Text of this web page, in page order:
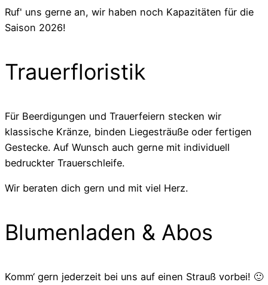
Ruf' uns gerne an, wir haben noch Kapazitäten für die
Saison 2026!
Trauerfloristik
Für Beerdigungen und Trauerfeiern stecken wir
klassische Kränze, binden Liegesträuße oder fertigen
Gestecke. Auf Wunsch auch gerne mit individuell
bedruckter Trauerschleife.
Wir beraten dich gern und mit viel Herz.
Blumenladen & Abos
Komm‘ gern jederzeit bei uns auf einen Strauß vorbei! 🙂